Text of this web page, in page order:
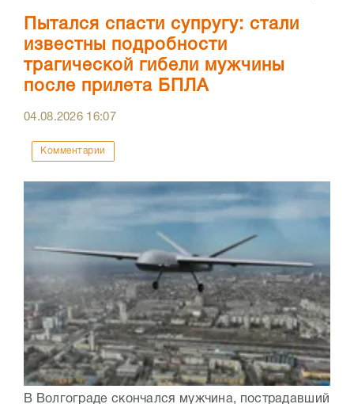
Пытался спасти супругу: стали
известны подробности
трагической гибели мужчины
после прилета БПЛА
04.08.2026 16:07
Комментарии
В Волгограде скончался мужчина, пострадавший